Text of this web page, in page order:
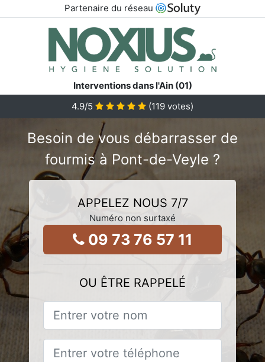
Partenaire du réseau
Interventions dans l'Ain (01)
4.9/5 (119 votes)
Besoin de vous débarrasser de
fourmis à Pont-de-Veyle ?
APPELEZ NOUS 7/7
Numéro non surtaxé
09 73 76 57 11
OU ÊTRE RAPPELÉ